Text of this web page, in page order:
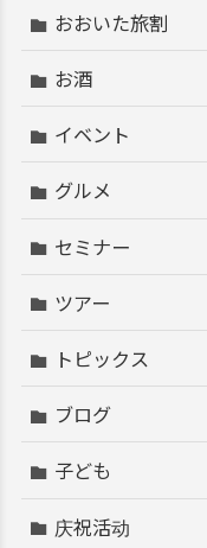
おおいた旅割
お酒
イベント
グルメ
セミナー
ツアー
トピックス
ブログ
子ども
庆祝活动